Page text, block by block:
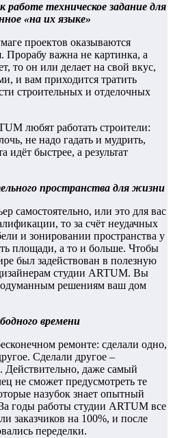
работе техническое задание для
«на их языке»
проектов оказываются
важна не картинка, а
то он или делает на свой вкус,
и вам приходится тратить
строительных и отделочных
любят работать строители:
не надо гадать и мудрить,
идёт быстрее, а результат
пространства для жизни
самостоятельно, или это для вас
то за счёт неудачных
и зонировании пространства у
площади, а то и больше. Чтобы
был задействован в полезную
студии ARTUM. Вы
решениям ваш дом
времени
ремонте: сделали одно,
Сделали другое –
Действительно, даже самый
не сможет предусмотреть те
назубок знает опытный
годы работы студии ARTUM все
заказчиков на 100%, и после
переделки.